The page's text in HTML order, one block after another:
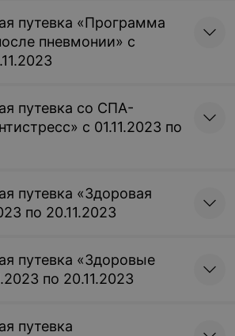
«Твин», «Дабл» при
размещении 1 человека
запись осуществляется
только по телефону
Двухкомнатный
размещении 1 человека
путевка «Программа
пневмонии» с
путевка со СПА-
с 01.11.2023 по
путевка «Здоровая
по 20.11.2023
путевка «Здоровые
по 20.11.2023
путевка